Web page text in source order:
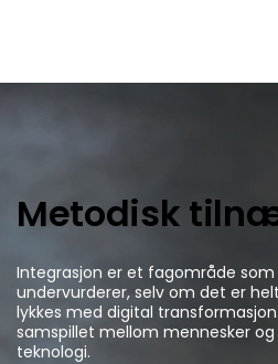
Metodisk
Integrasjon er et fagområde
undervurderer, selv om det er
lykkes med digital
samspillet mellom mennesker og
teknologi.